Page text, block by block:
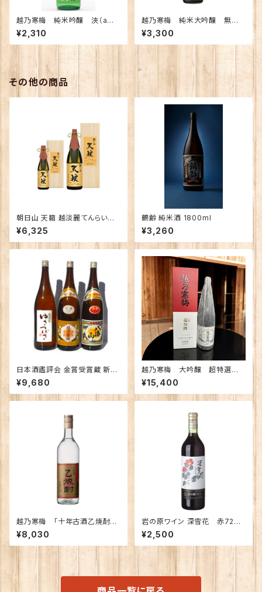
越乃寒梅 純米吟醸 浹（ama
ne) あまね 720ｍｌ【化粧
箱入り】
¥2,310
越乃寒梅 純米大吟醸 無
垢 720ｍｌ （化粧箱入り）
¥3,300
その他の商品
朝日山 天籟 越淡麗てんらい
こしたんれい 純米大吟醸 720
ｍｌ
¥6,325
鶴齢 純米酒 1800ml
¥3,260
日本酒鑑評会 金賞受賞蔵 新潟
の地酒飲み比べセット1800ｍｌ
×3本 （越乃寒梅 八海山 ゆきつ
ばき）
¥9,680
越乃寒梅 大吟醸 超特選 1.
8Ｌ 【限定】
¥15,400
越乃寒梅 「十年古酒乙焼酎」
【限定】
¥8,030
岩の原ワイン 深雪花 赤720
ｍｌ
¥2,500